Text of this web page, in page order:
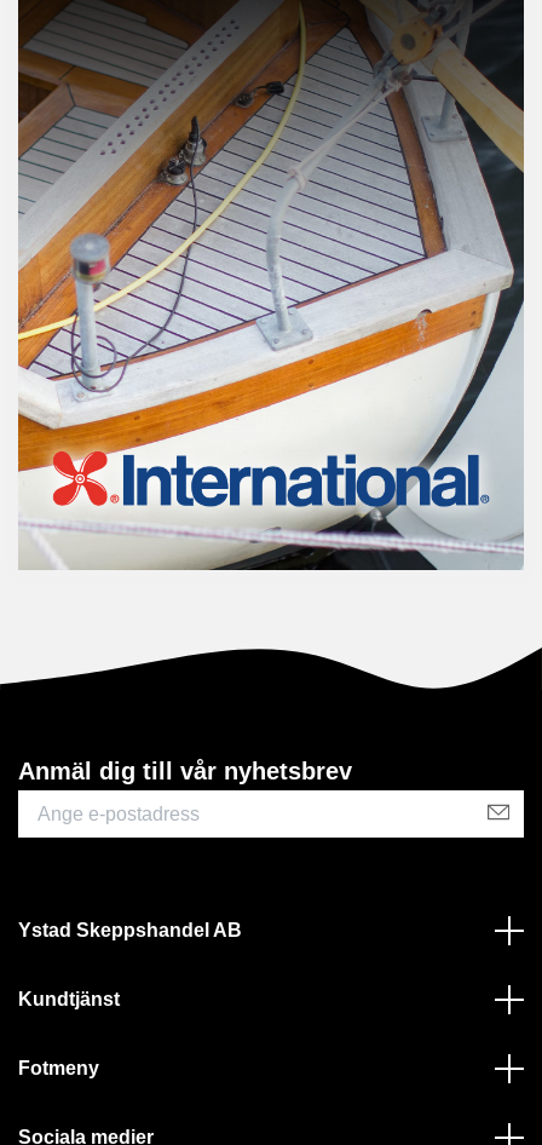
Anmäl dig till vår nyhetsbrev
Ystad Skeppshandel AB
Kundtjänst
Fotmeny
Sociala medier